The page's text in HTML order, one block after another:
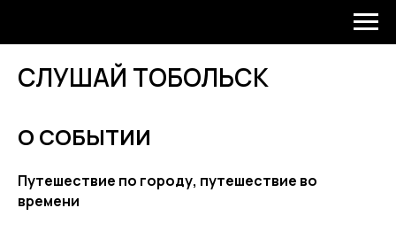
СЛУШАЙ ТОБОЛЬСК
О СОБЫТИИ
Путешествие по городу, путешествие во
времени